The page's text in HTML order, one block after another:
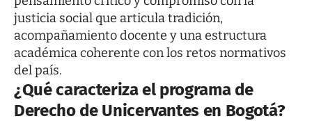
justicia social que articula tradición,
acompañamiento docente y una estructura
académica coherente con los retos normativos
del país.
¿Qué caracteriza el programa de
Derecho de Unicervantes en Bogotá?